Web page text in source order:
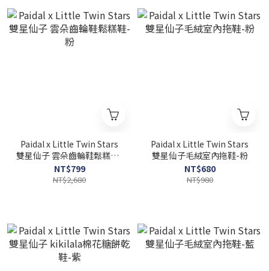
Paidal x Little Twin Stars
雙星仙子 雲朵齒輪鞋鬆糕鞋-
粉
NT$799
NT$2,680
Paidal x Little Twin Stars
雙星仙子毛絨室內拖鞋-粉
NT$680
NT$980